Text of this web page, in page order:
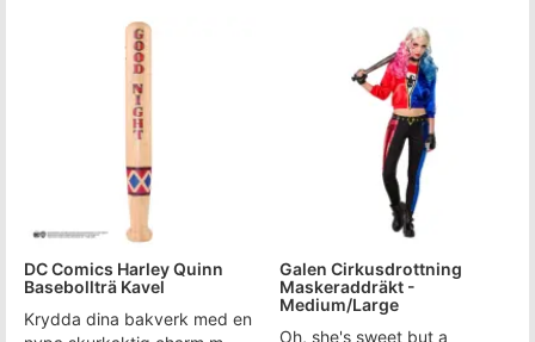
DC Comics Harley Quinn
Basebollträ Kavel
Krydda dina bakverk med en
Galen Cirkusdrottning
Maskeraddräkt -
Medium/Large
Oh, she's sweet but a